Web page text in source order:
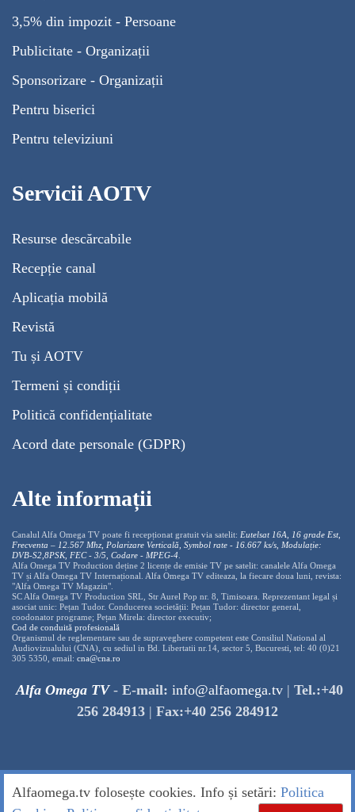
3,5% din impozit - Persoane
Publicitate - Organizații
Sponsorizare - Organizații
Pentru biserici
Pentru televiziuni
Servicii AOTV
Resurse descărcabile
Recepție canal
Aplicația mobilă
Revistă
Tu și AOTV
Termeni și condiții
Politică confidențialitate
Acord date personale (GDPR)
Alte informații
Canalul Alfa Omega TV poate fi recepționat gratuit via satelit: Eutelsat 16A, 16 grade Est,
Frecventa – 12.567 Mhz, Polarizare Verticală, Symbol rate - 16.667 ks/s, Modulație:
DVB-S2,8PSK, FEC - 3/5, Codare - MPEG-4
Alfa Omega TV Production deține 2 licențe de emisie TV pe satelit: canalele Alfa Omega
TV și Alfa Omega TV Internațional. Alfa Omega TV editeaza, la fiecare doua luni, revista:
"Alfa Omega TV Magazin".
SC Alfa Omega TV Production SRL, Str Aurel Pop nr. 8, Timisoara. Reprezentant legal și
asociat unic: Pețan Tudor. Conducerea societății: Pețan Tudor: director general,
coodonator programe; Pețan Mirela: director executiv;
Cod de conduită profesională
Organismul de reglementare sau de supraveghere competent este Consiliul National al
Audiovizualului (CNA), cu sediul in Bd. Libertatii nr.14, sector 5, Bucuresti, tel: 40 (0)21
305 5350, email: cna@cna.ro
Alfa Omega TV- E-mail: info@alfaomega.tv | Tel.:+40
256 284913 | Fax:+40 256 284912
Alfaomega.tv folosește cookies. Info și setări: Politica